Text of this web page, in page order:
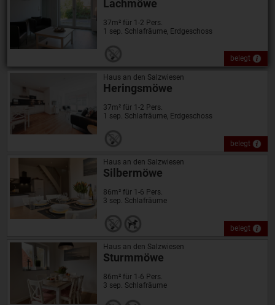
belegt
Lachmöwe
37m² für 1-2 Pers.
1 sep. Schlafräume, Erdgeschoss
belegt
Haus an den Salzwiesen
Heringsmöwe
37m² für 1-2 Pers.
1 sep. Schlafräume, Erdgeschoss
belegt
Haus an den Salzwiesen
Silbermöwe
86m² für 1-6 Pers.
3 sep. Schlafräume
Haus an den Salzwiesen
Sturmmöwe
86m² für 1-6 Pers.
3 sep. Schlafräume